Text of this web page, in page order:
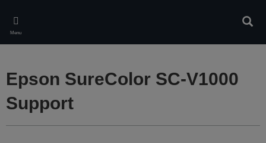
main
content
Menu
Epson SureColor SC-V1000
Support